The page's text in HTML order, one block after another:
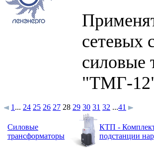
"ТМГ-
1 ... 24 25 26 27 28 29 30 31 32 ...41
Силовые
трансформаторы
КТП -
подстанции